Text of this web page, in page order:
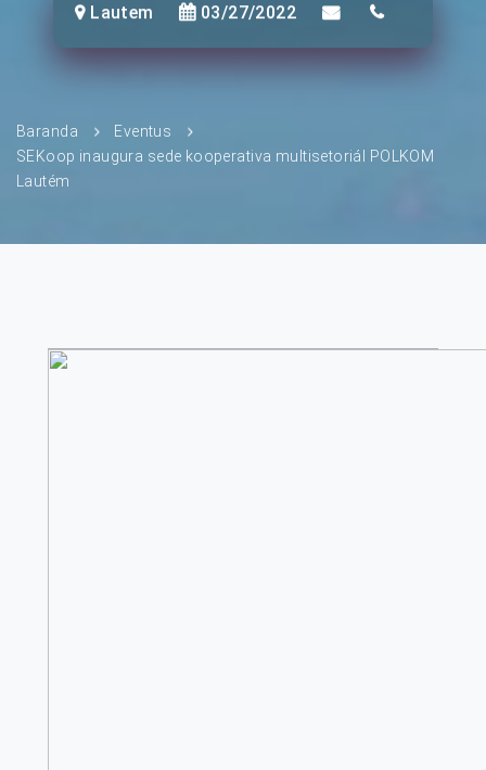
Lautem 03/27/2022
Baranda
Eventus
SEKoop inaugura sede kooperativa multisetoriál POLKOM
Lautém